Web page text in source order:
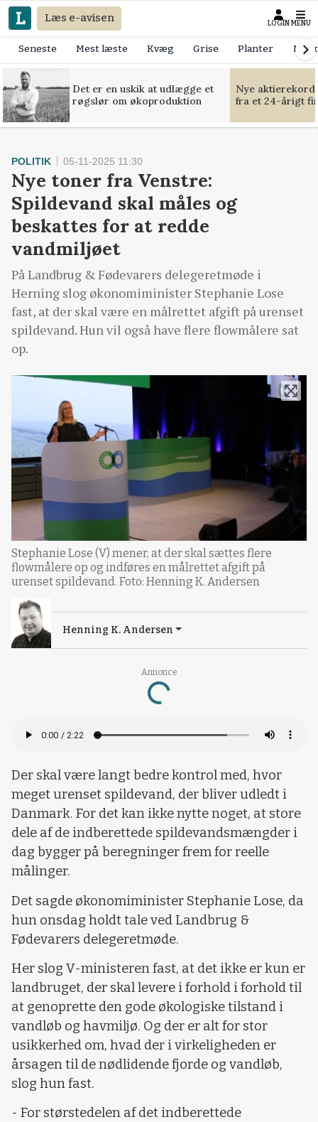
Læs e-avisen LOGIN MENU
Seneste Mest læste Kvæg Grise Planter
Det er en uskik at udlægge et
røgslør om økoproduktion
Nye
fra et 24-årigt
Annonce
Loading...
POLITIK 05-11-2025 11:30
Nye toner fra Venstre:
Spildevand skal måles og
beskattes for at redde
vandmiljøet
På Landbrug & Fødevarers delegeretmøde i
Herning slog økonomiminister Stephanie Lose
fast, at der skal være en målrettet afgift på urenset
spildevand. Hun vil også have flere flowmålere sat
op.
Stephanie Lose (V) mener, at der skal sættes flere
flowmålere op og indføres en målrettet afgift på
urenset spildevand. Foto: Henning K. Andersen
Henning K. Andersen
Der skal være langt bedre kontrol med, hvor
meget urenset spildevand, der bliver udledt i
Danmark. For det kan ikke nytte noget, at store
dele af de indberettede spildevandsmængder i
dag bygger på beregninger frem for reelle
målinger.
Det sagde økonomiminister Stephanie Lose, da
hun onsdag holdt tale ved Landbrug &
Fødevarers delegeretmøde.
Her slog V-ministeren fast, at det ikke er kun er
landbruget, der skal levere i forhold i forhold til
at genoprette den gode økologiske tilstand i
vandløb og havmiljø. Og der er alt for stor
usikkerhed om, hvad der i virkeligheden er
årsagen til de nødlidende fjorde og vandløb,
slog hun fast.
- For størstedelen af det indberettede